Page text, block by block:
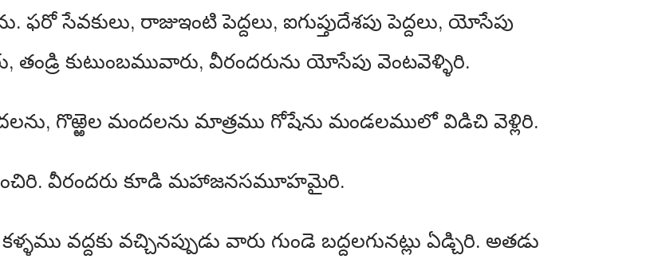
సేవకులు, రాజుఇంటి పెద్దలు, ఐగుప్తుదేశపు పెద్దలు, యోసేపు
కుటుంబమువారు, వీరందరును యోసేపు వెంటవెళ్ళిరి.
గొఱ్ఱెల మందలను మాత్రము గోషేను మండలములో విడిచి వెళ్లిరి.
వీరందరు కూడి మహాజనసమూహమైరి.
వద్దకు వచ్చినప్పుడు వారు గుండె బద్దలగునట్లు ఏడ్చిరి. అతడు